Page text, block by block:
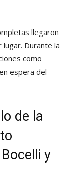
llegaron
lugar. Durante la
como
espera del
de la
y